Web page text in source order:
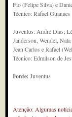
Fio (Felipe Silva) e
Técnico: Rafael Guanaes
Juventus: André Dias;
Janderson, Wendel,
Jean Carlos e Rafael
Técnico: Edmilson de
Fonte:Juventus
Atenção: Algumas